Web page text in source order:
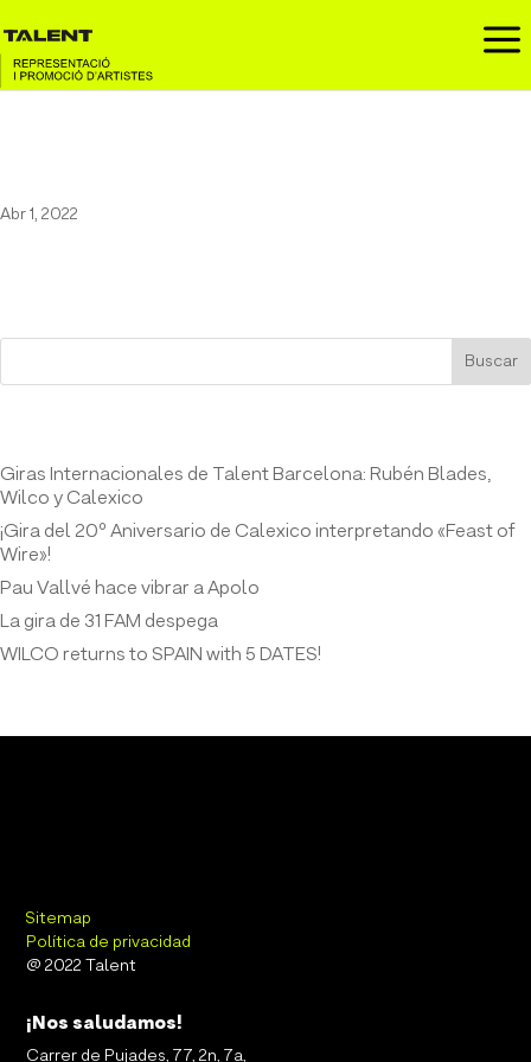
a
Abr 1, 2022
Buscar
Giras Internacionales de Talent Barcelona: Rubén Blades,
Wilco y Calexico
¡Gira del 20º Aniversario de Calexico interpretando «Feast of
Wire»!
Pau Vallvé hace vibrar a Apolo
La gira de 31 FAM despega
WILCO returns to SPAIN with 5 DATES!
Sitemap
Política de privacidad
@ 2022 Talent
¡Nos saludamos!
Carrer de Pujades, 77, 2n, 7a,